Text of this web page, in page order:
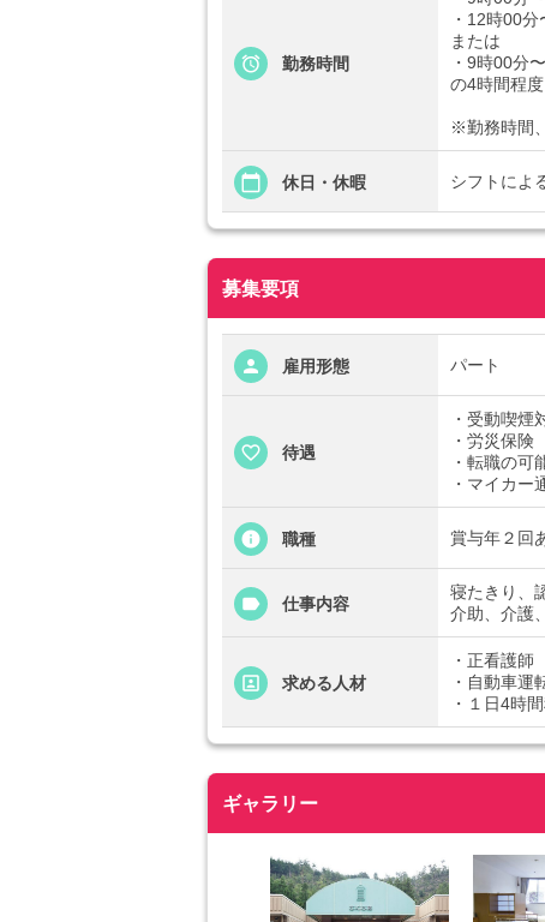
勤務時間
・12時00
または
・9時00分
の4時間程度
※勤務時間
休日・休暇 シフトによ
募集要項
雇用形態 パート
待遇
・受動喫煙
・労災保険
・転職の可
・マイカー
職種 賞与年２回
仕事内容
寝たきり、
介助、介護
求める人材
・正看護師
・自動車運
・１日4時
ギャラリー